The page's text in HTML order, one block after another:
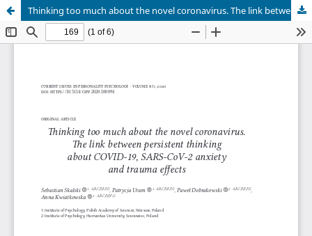
Thinking too much about the novel coronavirus. The link between persistent thinking about COVID-19, SARS-CoV-2 anxiety and trauma effects